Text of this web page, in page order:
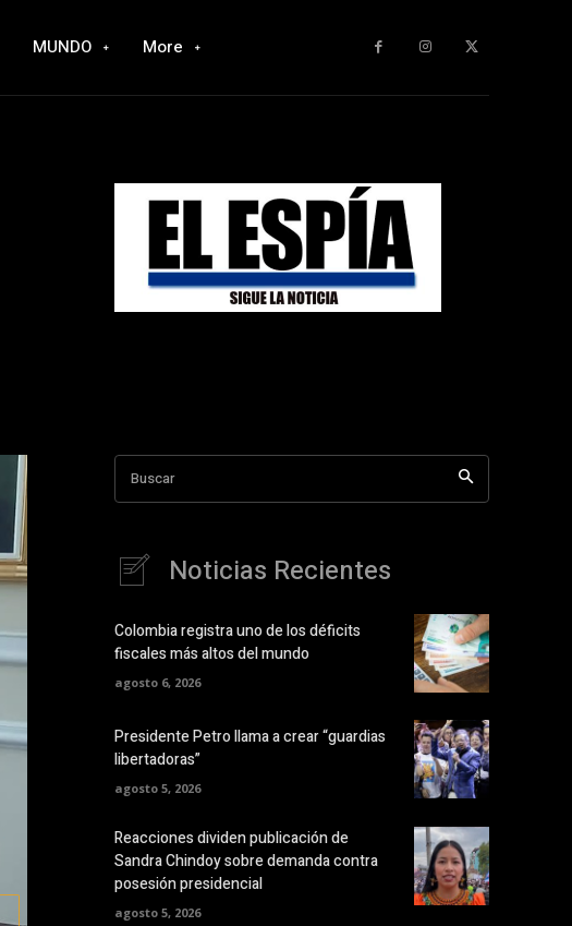
MUNDO More
Buscar
Noticias Recientes
Colombia registra uno de los déficits
fiscales más altos del mundo
agosto 6, 2026
Presidente Petro llama a crear “guardias
libertadoras”
agosto 5, 2026
Reacciones dividen publicación de
Sandra Chindoy sobre demanda contra
posesión presidencial
agosto 5, 2026